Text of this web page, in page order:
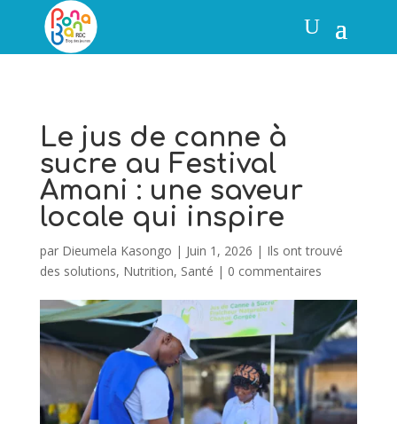
Le jus de canne à
sucre au Festival
Amani : une saveur
locale qui inspire
par Dieumela Kasongo | Juin 1, 2026 | Ils ont trouvé
des solutions, Nutrition, Santé | 0 commentaires